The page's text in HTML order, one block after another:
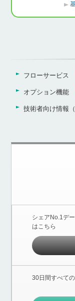
フローサービス
オプション機能
技術者向け情報（
シェアNo.1デ
はこちら
30日間すべて